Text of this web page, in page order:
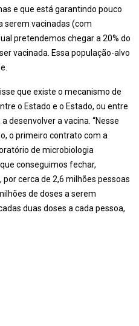
e que está garantindo pouco
serem vacinadas (com
pretendemos chegar a 20% do
vacinada. Essa população-alvo
que existe o mecanismo de
o Estado e o Estado, ou entre
desenvolver a vacina. “Nesse
o primeiro contrato com a
de microbiologia
conseguimos fechar,
cerca de 2,6 milhões pessoas
de doses a serem
duas doses a cada pessoa,